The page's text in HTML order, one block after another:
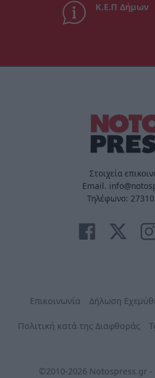
Κ.Ε.Π Δήμων
Στοιχεία
Email.
Τηλέφωνο:
Επικοινωνία Δήλωση
Πολιτική κατά της Διαφθοράς
©2010-2026 Notospress.gr